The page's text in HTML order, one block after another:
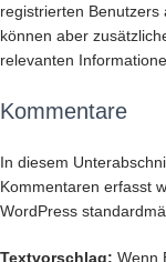
registrierten Benutzers
können aber
relevanten
Kommentare
In diesem
Kommentaren erfasst
WordPress
Textvorschlag: Wenn